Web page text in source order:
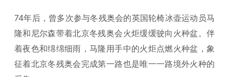
74年后，曾多次参与冬残奥会的英国轮椅冰壶运动员马
隆和尼尔森带着北京冬残奥会火炬缓缓驶向火种盆。伴
着夜色和绵绵细雨，马隆用手中的火炬点燃火种盆，象
征着北京冬残奥会完成第一路也是唯一一路境外火种的